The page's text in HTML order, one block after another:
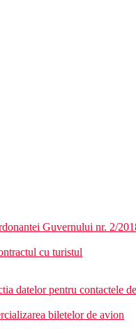
Guvernului nr. 2/
cu turistul
datelor pentru contactele
biletelor de avion